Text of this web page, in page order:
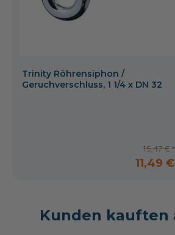
Trinity Röhrensiphon /
Geruchverschluss, 1 1/4 x DN 32
15,47 €
11,49 €
Kunden kauften